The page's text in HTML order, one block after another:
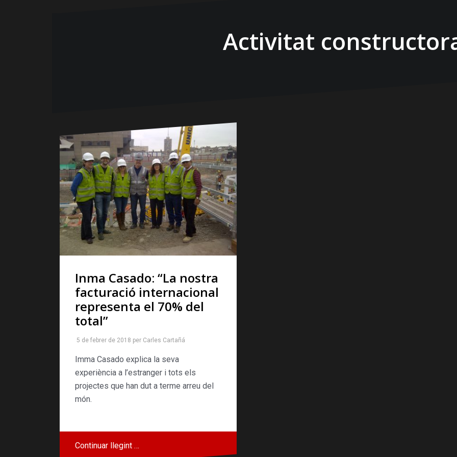
Activitat
Inma Casado: “La nostra
facturació internacional
representa el 70% del
total”
5 de febrer de 2018 per Carles Cartañá
Imma Casado explica la seva
experiència a l’estranger i tots els
projectes que han dut a terme arreu del
món.
Continuar llegint …